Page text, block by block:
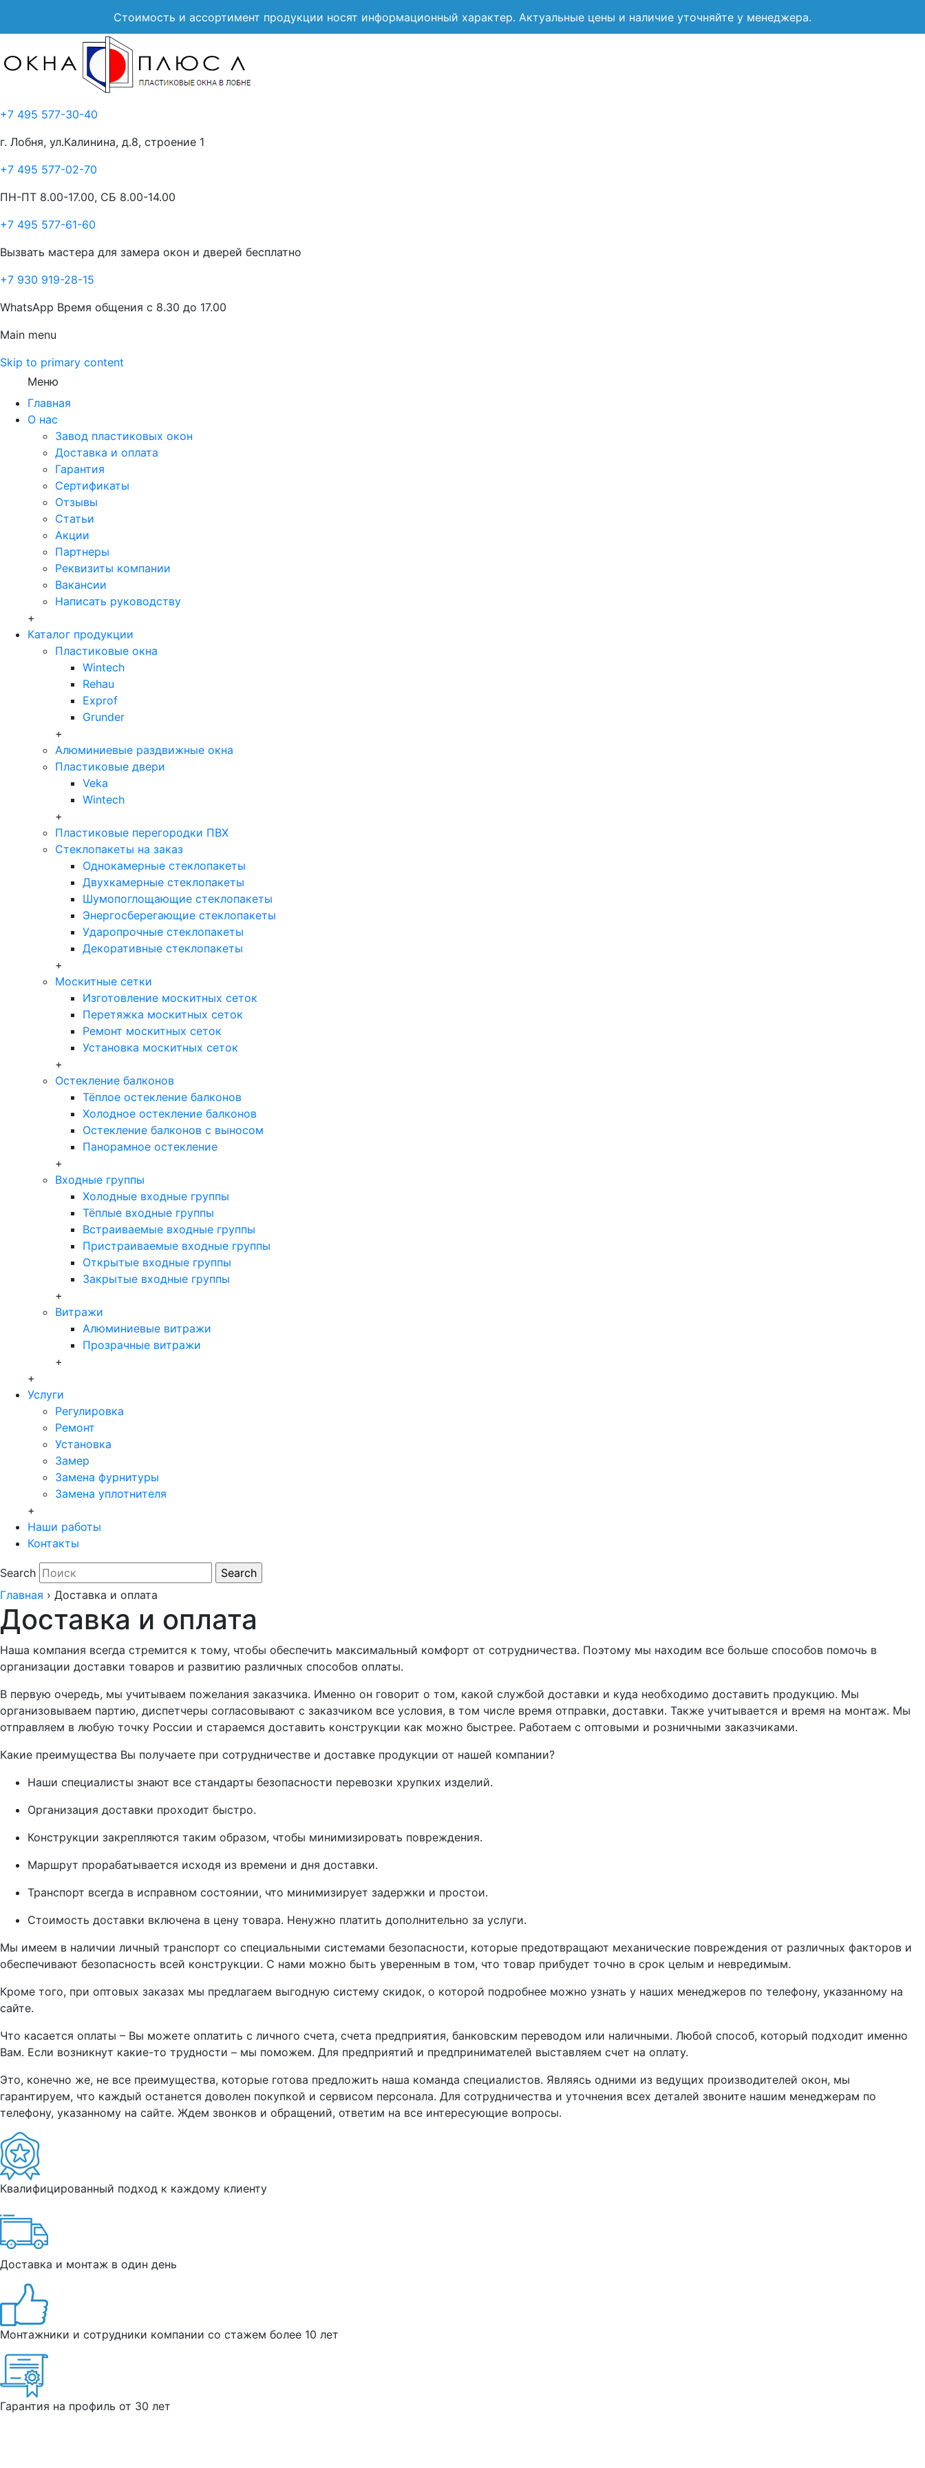
Стоимость и ассортимент продукции носят информационный характер. Актуальные цены и наличие уточняйте у менеджера.
+7 495 577-30-40
г. Лобня, ул.Калинина, д.8, строение 1
+7 495 577-02-70
ПН-ПТ 8.00-17.00, СБ 8.00-14.00
+7 495 577-61-60
Вызвать мастера для замера окон и дверей бесплатно
+7 930 919-28-15
WhatsApp Время общения с 8.30 до 17.00
Main menu
Skip to primary content
Меню
Главная
О нас
Завод пластиковых окон
Доставка и оплата
Гарантия
Сертификаты
Отзывы
Статьи
Акции
Партнеры
Реквизиты компании
Вакансии
Написать руководству
+
Каталог продукции
Пластиковые окна
Wintech
Rehau
Exprof
Grunder
+
Алюминиевые раздвижные окна
Пластиковые двери
Veka
Wintech
+
Пластиковые перегородки ПВХ
Стеклопакеты на заказ
Однокамерные стеклопакеты
Двухкамерные стеклопакеты
Шумопоглощающие стеклопакеты
Энергосберегающие стеклопакеты
Ударопрочные стеклопакеты
Декоративные стеклопакеты
+
Москитные сетки
Изготовление москитных сеток
Перетяжка москитных сеток
Ремонт москитных сеток
Установка москитных сеток
+
Остекление балконов
Тёплое остекление балконов
Холодное остекление балконов
Остекление балконов с выносом
Панорамное остекление
+
Входные группы
Холодные входные группы
Тёплые входные группы
Встраиваемые входные группы
Пристраиваемые входные группы
Открытые входные группы
Закрытые входные группы
+
Витражи
Алюминиевые витражи
Прозрачные витражи
+
+
Услуги
Регулировка
Ремонт
Установка
Замер
Замена фурнитуры
Замена уплотнителя
+
Наши работы
Контакты
Search
Главная › Доставка и оплата
Доставка и оплата
Наша компания всегда стремится к тому, чтобы обеспечить максимальный комфорт от сотрудничества. Поэтому мы находим все больше способов помочь в
организации доставки товаров и развитию различных способов оплаты.
В первую очередь, мы учитываем пожелания заказчика. Именно он говорит о том, какой службой доставки и куда необходимо доставить продукцию. Мы
организовываем партию, диспетчеры согласовывают с заказчиком все условия, в том числе время отправки, доставки. Также учитывается и время на монтаж. Мы
отправляем в любую точку России и стараемся доставить конструкции как можно быстрее. Работаем с оптовыми и розничными заказчиками.
Какие преимущества Вы получаете при сотрудничестве и доставке продукции от нашей компании?
Наши специалисты знают все стандарты безопасности перевозки хрупких изделий.
Организация доставки проходит быстро.
Конструкции закрепляются таким образом, чтобы минимизировать повреждения.
Маршрут прорабатывается исходя из времени и дня доставки.
Транспорт всегда в исправном состоянии, что минимизирует задержки и простои.
Стоимость доставки включена в цену товара. Ненужно платить дополнительно за услуги.
Мы имеем в наличии личный транспорт со специальными системами безопасности, которые предотвращают механические повреждения от различных факторов и
обеспечивают безопасность всей конструкции. С нами можно быть уверенным в том, что товар прибудет точно в срок целым и невредимым.
Кроме того, при оптовых заказах мы предлагаем выгодную систему скидок, о которой подробнее можно узнать у наших менеджеров по телефону, указанному на
сайте.
Что касается оплаты – Вы можете оплатить с личного счета, счета предприятия, банковским переводом или наличными. Любой способ, который подходит именно
Вам. Если возникнут какие-то трудности – мы поможем. Для предприятий и предпринимателей выставляем счет на оплату.
Это, конечно же, не все преимущества, которые готова предложить наша команда специалистов. Являясь одними из ведущих производителей окон, мы
гарантируем, что каждый останется доволен покупкой и сервисом персонала. Для сотрудничества и уточнения всех деталей звоните нашим менеджерам по
телефону, указанному на сайте. Ждем звонков и обращений, ответим на все интересующие вопросы.
Квалифицированный подход к каждому клиенту
Доставка и монтаж в один день
Монтажники и сотрудники компании со стажем более 10 лет
Гарантия на профиль от 30 лет